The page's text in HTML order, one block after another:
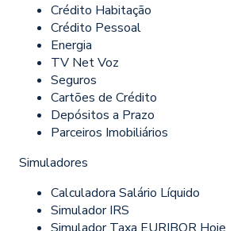
Crédito Habitação
Crédito Pessoal
Energia
TV Net Voz
Seguros
Cartões de Crédito
Depósitos a Prazo
Parceiros Imobiliários
Simuladores
Calculadora Salário Líquido
Simulador IRS